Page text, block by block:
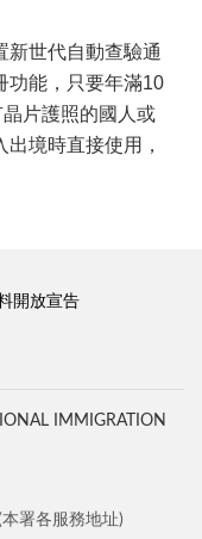
新世代自動查驗通
功能，只要年滿10
片護照的國人或
境時直接使用，
開放宣告
IMMIGRATION
本署各服務地址)